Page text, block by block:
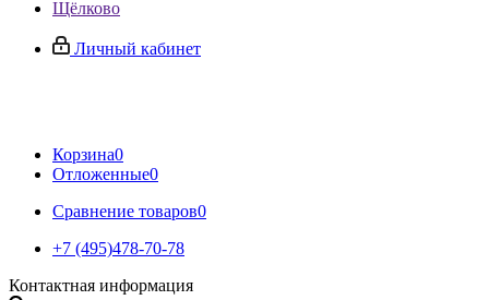
Щёлково
Личный кабинет
Корзина0
Отложенные0
Сравнение товаров0
+7 (495)478-70-78
Контактная информация